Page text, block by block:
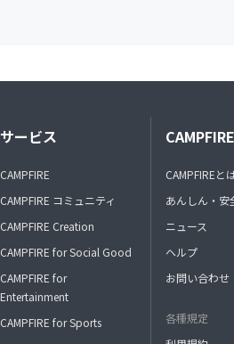
サービス
CAMPFIRE
CAMPFIRE コミュニティ
CAMPFIRE Creation
CAMPFIRE for Social Good
CAMPFIRE for
Entertainment
CAMPFIRE for Sports
CAMPFIREと
あんしん・安
ニュース
ヘルプ
お問い合わせ
各種規定